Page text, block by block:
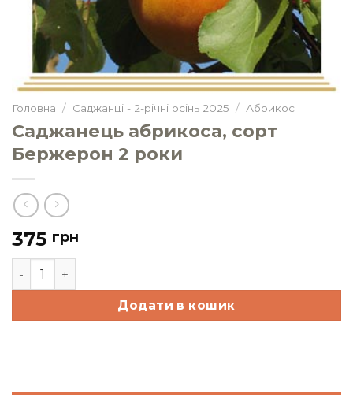
Головна / Саджанці - 2-річні осінь 2025 / Абрикос
Саджанець абрикоса, сорт
Бержерон 2 роки
375 грн
Саджанець абрикоса, сорт Бержерон 2 роки
Додати в кошик